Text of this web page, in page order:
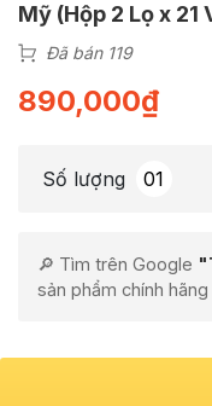
Mỹ (Hộp 2 Lọ x 21
Đã bán 119
890,000₫
Số lượng
🔎 Tìm trên Google
sản phẩm chính